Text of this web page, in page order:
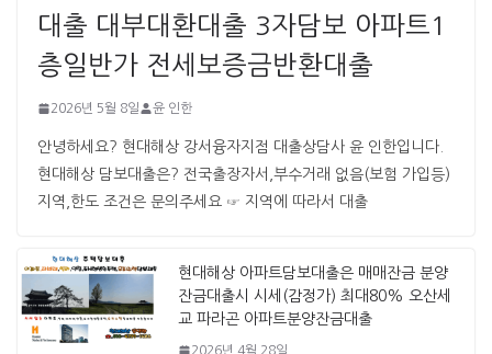
대출 대부대환대출 3자담보 아파트1
층일반가 전세보증금반환대출
2026년 5월 8일 윤 인한
안녕하세요? 현대해상 강서융자지점 대출상담사 윤 인한입니다. ​ ​
현대해상 담보대출은? 전국출장자서,부수거래 없음(보험 가입등)
지역,한도 조건은 문의주세요 ☞ 지역에 따라서 대출
현대해상 아파트담보대출은 매매잔금 분양
잔금대출시 시세(감정가) 최대80% 오산세
교 파라곤 아파트분양잔금대출
2026년 4월 28일